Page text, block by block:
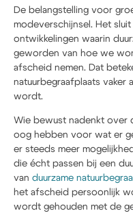
De belangstelling voor
modeverschijnsel. Het
ontwikkelingen waarin
geworden van hoe we
afscheid nemen. Dat
natuurbegraafplaats vaker
wordt.
Wie bewust nadenkt over
oog hebben voor wat er
er steeds meer
die écht passen bij een
van duurzame
het afscheid persoonlijk
wordt gehouden met de